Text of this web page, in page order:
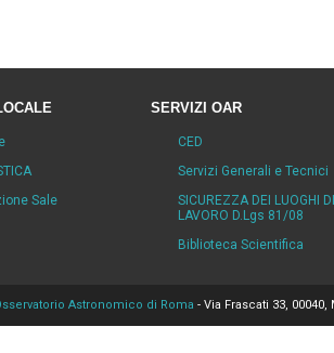
Sale
SERVIZI OAR
CED
Servizi Generali e Tecnici
SICUREZZA DEI LUOGHI DI
LAVORO D.Lgs 81/08
Biblioteca Scientifica
Astronomico di Roma - Via Frascati 33,